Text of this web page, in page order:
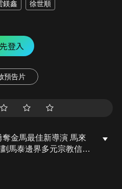
鎂鑫 徐世順
登入
預告片
金馬最佳新導演 馬來
馬泰邊界多元宗教信
燕遍尋西醫求診四處碰